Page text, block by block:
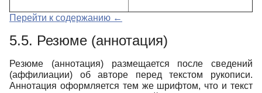
Перейти к содержанию ←
5.5. Резюме (аннотация)
Резюме (аннотация) размещается после сведений
(аффилиации) об авторе перед текстом рукописи.
Аннотация оформляется тем же шрифтом, что и текст